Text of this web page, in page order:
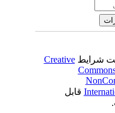
شرایطCreative
قابل